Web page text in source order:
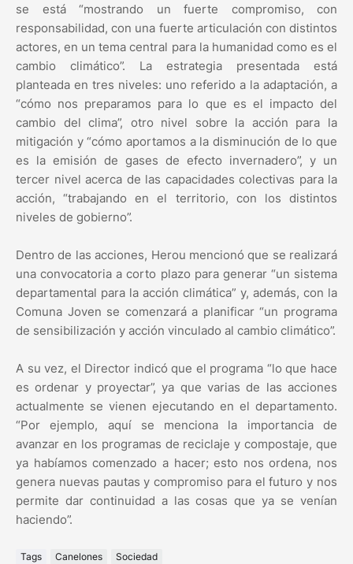
se está “mostrando un fuerte compromiso, con
responsabilidad, con una fuerte articulación con distintos
actores, en un tema central para la humanidad como es el
cambio climático”. La estrategia presentada está
planteada en tres niveles: uno referido a la adaptación, a
“cómo nos preparamos para lo que es el impacto del
cambio del clima”, otro nivel sobre la acción para la
mitigación y “cómo aportamos a la disminución de lo que
es la emisión de gases de efecto invernadero”, y un
tercer nivel acerca de las capacidades colectivas para la
acción, “trabajando en el territorio, con los distintos
niveles de gobierno”.
Dentro de las acciones, Herou mencionó que se realizará
una convocatoria a corto plazo para generar “un sistema
departamental para la acción climática” y, además, con la
Comuna Joven se comenzará a planificar “un programa
de sensibilización y acción vinculado al cambio climático”.
A su vez, el Director indicó que el programa “lo que hace
es ordenar y proyectar”, ya que varias de las acciones
actualmente se vienen ejecutando en el departamento.
“Por ejemplo, aquí se menciona la importancia de
avanzar en los programas de reciclaje y compostaje, que
ya habíamos comenzado a hacer; esto nos ordena, nos
genera nuevas pautas y compromiso para el futuro y nos
permite dar continuidad a las cosas que ya se venían
haciendo”.
Tags Canelones Sociedad